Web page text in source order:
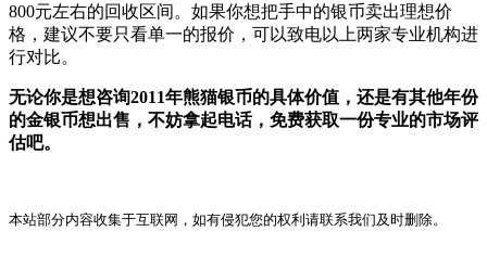
800元左右的回收区间。如果你想把手中的银币卖出理想价
格，建议不要只看单一的报价，可以致电以上两家专业机构进
行对比。
无论你是想咨询2011年熊猫银币的具体价值，还是有其他年份
的金银币想出售，不妨拿起电话，免费获取一份专业的市场评
估吧。
本站部分内容收集于互联网，如有侵犯您的权利请联系我们及时删除。